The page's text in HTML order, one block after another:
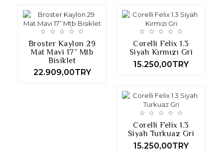
Broster Kaylon 29
Mat Mavi 17” Mtb
Bisiklet
22.909,00TRY
Corelli Felix 1.3
Siyah Kırmızı Gri
15.250,00TRY
Corelli Felix 1.3
Siyah Turkuaz Gri
15.250,00TRY